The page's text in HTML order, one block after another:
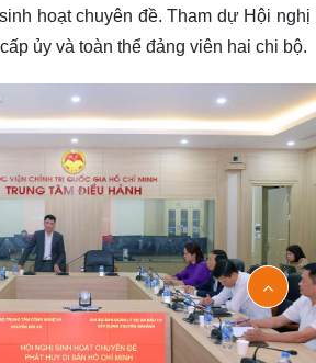
hoạt chuyên đề. Tham dự Hội nghị
ủy và toàn thể đảng viên hai chi bộ.